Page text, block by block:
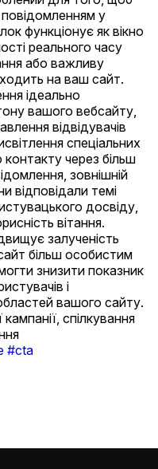
повідомленням у
функціонує як вікно
реального часу
або важливу
на ваш сайт.
ідеально
вашого вебсайту,
відвідувачів
спеціальних
через більш
зовнішній
відповідали темі
досвіду,
вітання.
залученість
більш особистим
знизити показник
і
вашого сайту.
спілкування
#cta